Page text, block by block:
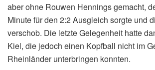
aber ohne Rouwen Hennings gemacht,
Minute für den 2:2 Ausgleich sorgte und
verschob. Die letzte Gelegenheit hatte
Kiel, die jedoch einen Kopfball nicht im
Rheinländer unterbringen konnten.